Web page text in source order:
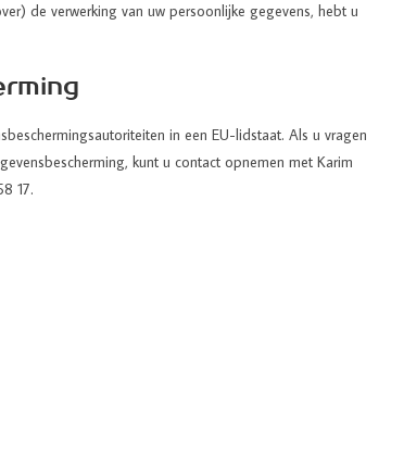
de verwerking van uw persoonlijke gegevens, hebt u
in een EU-lidstaat. Als u vragen
kunt u contact opnemen met Karim
17.